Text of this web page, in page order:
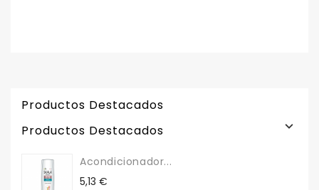
Productos Destacados
Productos Destacados

Acondicionador...
Precio
5,13 €